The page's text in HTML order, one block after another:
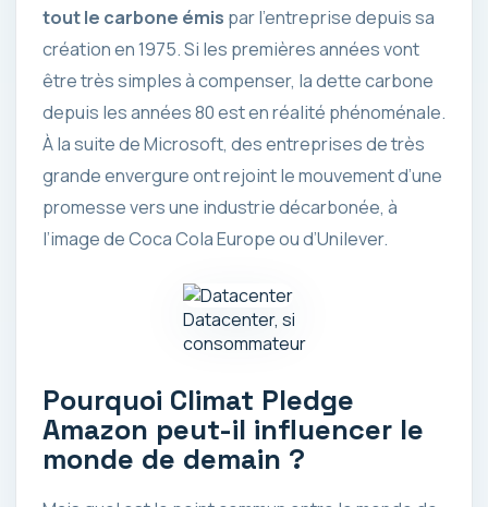
tout le carbone émis par l’entreprise depuis sa
création en 1975. Si les premières années vont
être très simples à compenser, la dette carbone
depuis les années 80 est en réalité phénoménale.
À la suite de Microsoft, des entreprises de très
grande envergure ont rejoint le mouvement d’une
promesse vers une industrie décarbonée, à
l’image de Coca Cola Europe ou d’Unilever.
Datacenter, si
consommateur
Pourquoi Climat Pledge
Amazon peut-il influencer le
monde de demain ?